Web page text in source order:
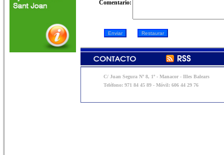
Comentario:
C/ Juan Segura Nº 8, 1º - Manacor - Illes Balears
Teléfono: 971 84 45 89 - Móvil: 606 44 29 76